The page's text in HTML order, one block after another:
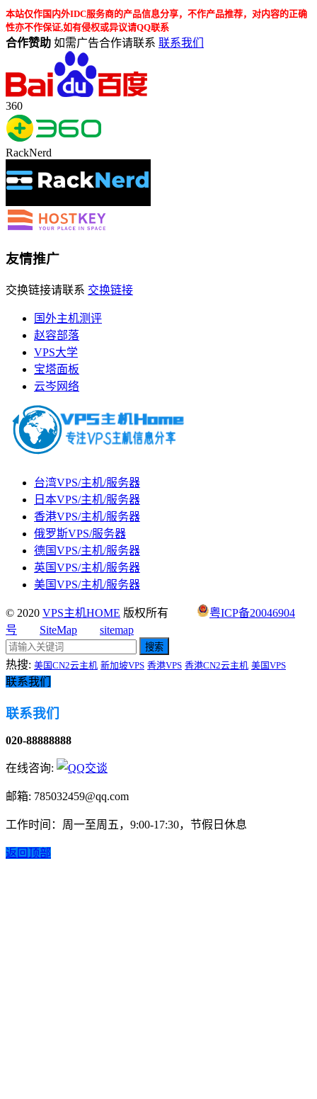
本站仅作国内外IDC服务商的产品信息分享，不作产品推荐，对内容的正确
性亦不作保证,如有侵权或异议请QQ联系
合作赞助 如需广告合作请联系 联系我们
360
RackNerd
友情推广
交换链接请联系 交换链接
国外主机测评
赵容部落
VPS大学
宝塔面板
云岑网络
台湾VPS/主机/服务器
日本VPS/主机/服务器
香港VPS/主机/服务器
俄罗斯VPS/服务器
德国VPS/主机/服务器
英国VPS/主机/服务器
美国VPS/主机/服务器
© 2020 VPS主机HOME 版权所有
粤ICP备20046904
号
SiteMap sitemap
搜索
热搜: 美国CN2云主机 新加坡VPS 香港VPS 香港CN2云主机 美国VPS
联系我们
联系我们
020-88888888
在线咨询:
邮箱: 785032459@qq.com
工作时间：周一至周五，9:00-17:30，节假日休息
返回顶部